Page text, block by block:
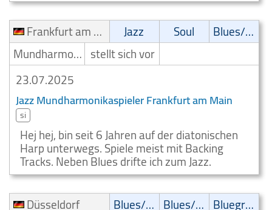
Frankfurt am Main
Jazz Soul
Blues/Swing
Mundharmonikaspieler stellt sich vor
23.07.2025
Jazz Mundharmonikaspieler Frankfurt am Main
si
Hej hej, bin seit 6 Jahren auf der diatonischen
Harp unterwegs. Spiele meist mit Backing
Tracks. Neben Blues drifte ich zum Jazz.
Düsseldorf
Blues/Swing Blues/Swing Bluegrass